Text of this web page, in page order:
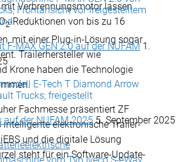
Verbrennungsmotor lassen
2-Reduktionen von bis zu 16
mit einer Plug-in-Lösung sogar
Trailerhersteller wie
Krone haben die Technologie
Fachmesse präsentiert ZF
intelligente elektronische Trailer-
und die digitale Lösung
steht für ein Software-Update-
F-MAX GEN 2.0 auf der NUFAM1.
auf der NUFAM 20255. September 2025